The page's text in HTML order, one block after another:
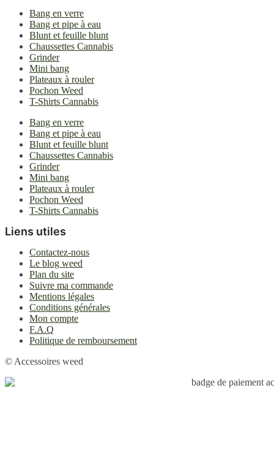
Bang en verre
Bang et pipe à eau
Blunt et feuille blunt
Chaussettes Cannabis
Grinder
Mini bang
Plateaux à rouler
Pochon Weed
T-Shirts Cannabis
Bang en verre
Bang et pipe à eau
Blunt et feuille blunt
Chaussettes Cannabis
Grinder
Mini bang
Plateaux à rouler
Pochon Weed
T-Shirts Cannabis
Liens utiles
Contactez-nous
Le blog weed
Plan du site
Suivre ma commande
Mentions légales
Conditions générales
Mon compte
F.A.Q
Politique de remboursement
© Accessoires weed